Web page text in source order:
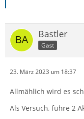
Bastler
Gast
23. März 2023 um 18:37
Allmählich wird es
Als Versuch, führe 2